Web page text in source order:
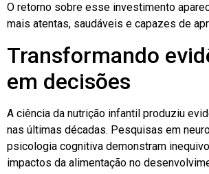
O retorno sobre esse investimento
mais atentas, saudáveis e capazes de
Transformando
em decisões
A ciência da nutrição infantil produziu
nas últimas décadas. Pesquisas em
psicologia cognitiva demonstram
impactos da alimentação no